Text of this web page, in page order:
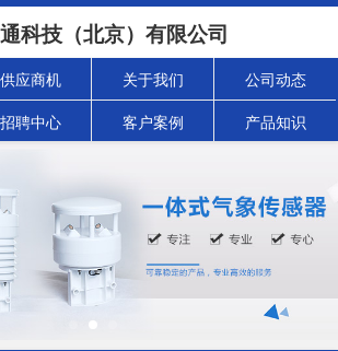
科技（北京）有限公司
供应商机 关于我们 公司动态
招聘中心 客户案例 产品知识